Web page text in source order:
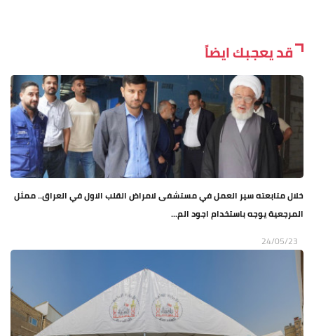
قد يعجبك ايضاً
خلال متابعته سير العمل في مستشفى لامراض القلب الاول في العراق.. ممثل
المرجعية يوجه باستخدام اجود الم...
24/05/23